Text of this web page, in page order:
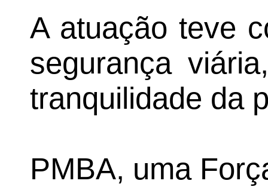
A atuação teve
segurança
tranquilidade da
PMBA, uma